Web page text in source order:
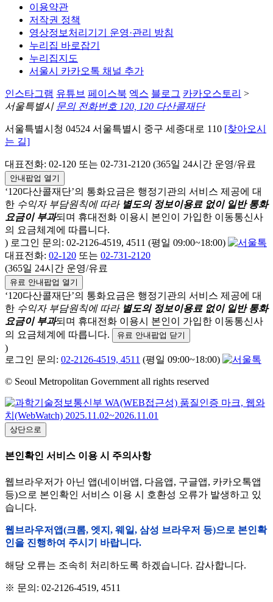
이용약관
저작권 정책
영상정보처리기기 운영·관리 방침
누리집 바로잡기
누리집지도
서울시 카카오톡 채널 추가
인스타그램 유튜브 페이스북 엑스 블로그 카카오스토리 >
서울특별시 문의 전화번호 120, 120 다산콜재단
서울특별시청 04524 서울특별시 중구 세종대로 110 [찾아오시
는 길]
대표전화: 02-120 또는 02-731-2120 (365일 24시간 운영/유료
안내팝업 열기
‘120다산콜재단’의 통화요금은 행정기관의 서비스 제공에 대
한 수익자 부담원칙에 따라 별도의 정보이용료 없이 일반 통화
요금이 부과되며 휴대전화 이용시 본인이 가입한 이동통신사
의 요금체계에 따릅니다.
) 로그인 문의: 02-2126-4519, 4511 (평일 09:00~18:00)
대표전화: 02-120 또는 02-731-2120
(365일 24시간 운영/유료
유료 안내팝업 열기
‘120다산콜재단’의 통화요금은 행정기관의 서비스 제공에 대
한 수익자 부담원칙에 따라 별도의 정보이용료 없이 일반 통화
요금이 부과되며 휴대전화 이용시 본인이 가입한 이동통신사
의 요금체계에 따릅니다.
유료 안내팝업 닫기
)
로그인 문의: 02-2126-4519, 4511 (평일 09:00~18:00)
© Seoul Metropolitan Government all rights reserved
상단으로
본인확인 서비스 이용 시 주의사항
웹브라우저가 아닌 앱(네이버앱, 다음앱, 구글앱, 카카오톡앱
등)으로 본인확인 서비스 이용 시 호환성 오류가 발생하고 있
습니다.
웹브라우저앱(크롬, 엣지, 웨일, 삼성 브라우저 등)으로 본인확
인을 진행하여 주시기 바랍니다.
해당 오류는 조속히 처리하도록 하겠습니다. 감사합니다.
※ 문의: 02-2126-4519, 4511